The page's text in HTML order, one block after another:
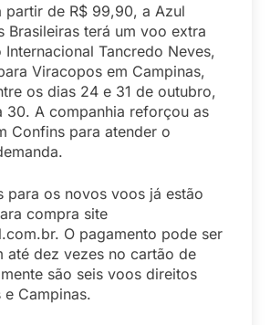
partir de R$ 99,90, a Azul
Brasileiras terá um voo extra
Tancredo Neves,
Viracopos em Campinas,
os dias 24 e 31 de outubro,
30. A companhia reforçou as
Confins para atender o
para os novos voos já estão
compra site
O pagamento pode ser
até dez vezes no cartão de
são seis voos direitos
Campinas.